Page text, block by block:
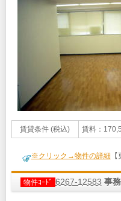
賃貸条件 (税込) 賃料：
※クリック→物件の詳細
物件ｺｰﾄﾞ 6267-12583 事